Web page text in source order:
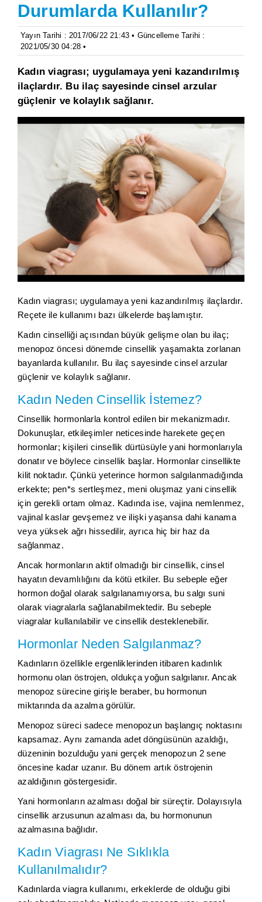
Durumlarda Kullanılır?
Yayın Tarihi : 2017/06/22 21:43 • Güncelleme Tarihi :
2021/05/30 04:28 •
Kadın viagrası; uygulamaya yeni kazandırılmış
ilaçlardır. Bu ilaç sayesinde cinsel arzular
güçlenir ve kolaylık sağlanır.
Kadın viagrası; uygulamaya yeni kazandırılmış ilaçlardır.
Reçete ile kullanımı bazı ülkelerde başlamıştır.
Kadın cinselliği açısından büyük gelişme olan bu ilaç;
menopoz öncesi dönemde cinsellik yaşamakta zorlanan
bayanlarda kullanılır. Bu ilaç sayesinde cinsel arzular
güçlenir ve kolaylık sağlanır.
Kadın Neden Cinsellik İstemez?
Cinsellik hormonlarla kontrol edilen bir mekanizmadır.
Dokunuşlar, etkileşimler neticesinde harekete geçen
hormonlar; kişileri cinsellik dürtüsüyle yani hormonlarıyla
donatır ve böylece cinsellik başlar. Hormonlar cinsellikte
kilit noktadır. Çünkü yeterince hormon salgılanmadığında
erkekte; pen*s sertleşmez, meni oluşmaz yani cinsellik
için gerekli ortam olmaz. Kadında ise, vajina nemlenmez,
vajinal kaslar gevşemez ve ilişki yaşansa dahi kanama
veya yüksek ağrı hissedilir, ayrıca hiç bir haz da
sağlanmaz.
Ancak hormonların aktif olmadığı bir cinsellik, cinsel
hayatın devamlılığını da kötü etkiler. Bu sebeple eğer
hormon doğal olarak salgılanamıyorsa, bu salgı suni
olarak viagralarla sağlanabilmektedir. Bu sebeple
viagralar kullanılabilir ve cinsellik desteklenebilir.
Hormonlar Neden Salgılanmaz?
Kadınların özellikle ergenliklerinden itibaren kadınlık
hormonu olan östrojen, oldukça yoğun salgılanır. Ancak
menopoz sürecine girişle beraber, bu hormonun
miktarında da azalma görülür.
Menopoz süreci sadece menopozun başlangıç noktasını
kapsamaz. Aynı zamanda adet döngüsünün azaldığı,
düzeninin bozulduğu yani gerçek menopozun 2 sene
öncesine kadar uzanır. Bu dönem artık östrojenin
azaldığının göstergesidir.
Yani hormonların azalması doğal bir süreçtir. Dolayısıyla
cinsellik arzusunun azalması da, bu hormonunun
azalmasına bağlıdır.
Kadın Viagrası Ne Sıklıkla
Kullanılmalıdır?
Kadınlarda viagra kullanımı, erkeklerde de olduğu gibi